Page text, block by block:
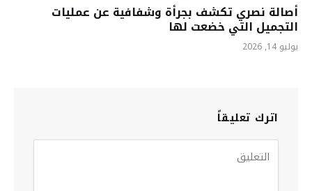
أصالة نصري تكشف بجرأة وشفافية عن عمليات
التجميل التي خضعت لها
يوليو 14, 2026
اترك تعليقاً